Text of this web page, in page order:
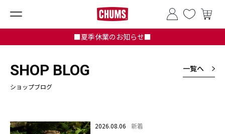
■夏季休業のお知らせ■
SHOP BLOG
ショップブログ
一覧へ
2026.08.06 新着